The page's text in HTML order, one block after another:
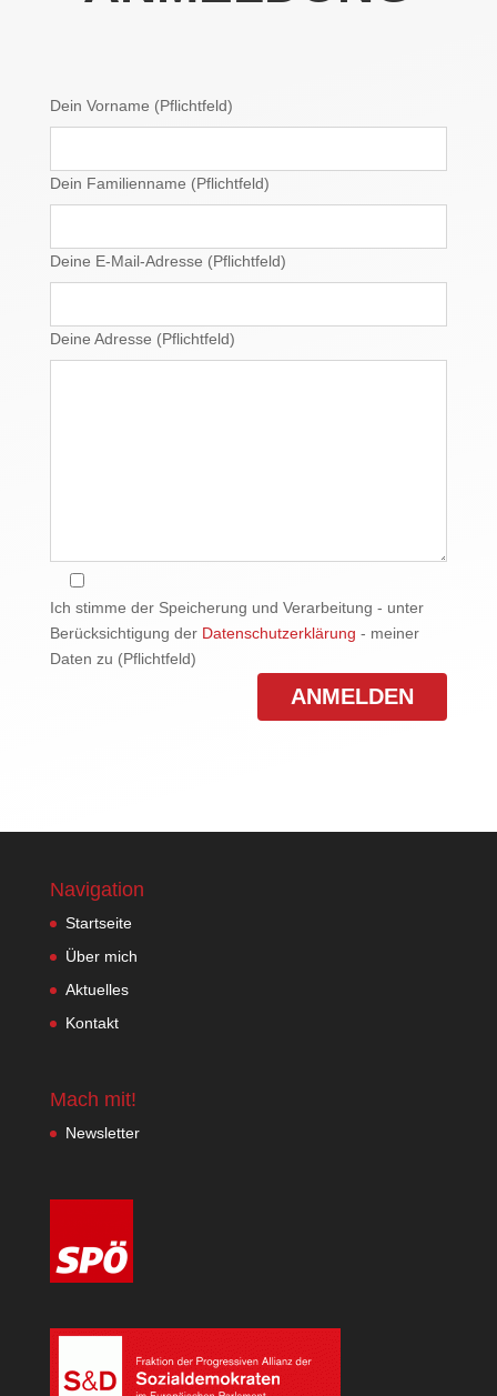
Dein Vorname (Pflichtfeld)
Dein Familienname (Pflichtfeld)
Deine E-Mail-Adresse (Pflichtfeld)
Deine Adresse (Pflichtfeld)
Ich stimme der Speicherung und Verarbeitung - unter
Berücksichtigung der Datenschutzerklärung - meiner
Daten zu (Pflichtfeld)
Navigation
Startseite
Über mich
Aktuelles
Kontakt
Mach mit!
Newsletter